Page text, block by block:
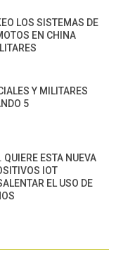
LOS SISTEMAS DE
EN CHINA
Y MILITARES
5
QUIERE ESTA NUEVA
IOT
EL USO DE